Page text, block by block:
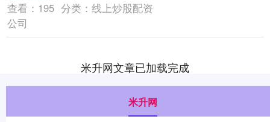
查看： 195 分类： 线上炒股配资
公司
米升网文章已加载完成
米升网